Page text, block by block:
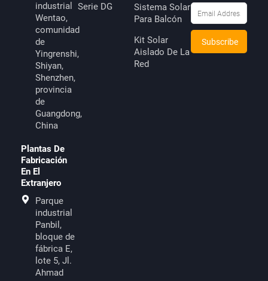
industrial
Wentao,
comunidad
de
Yingrenshi,
Shiyan,
Shenzhen,
provincia
de
Guangdong,
China
Plantas De
Fabricación
En El
Extranjero
Parque
industrial
Panbil,
bloque de
fábrica E,
lote 5, Jl.
Ahmad
Serie DG
Sistema Solar
Para Balcón
Kit Solar
Aislado De La
Red